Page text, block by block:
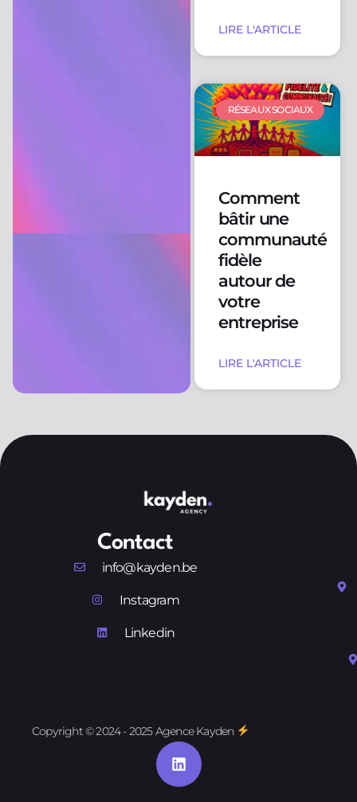
LIRE L'ARTICLE
RÉSEAUX SOCIAUX
Comment
bâtir une
communauté
fidèle
autour de
votre
entreprise
LIRE L'ARTICLE
Contact
info@kayden.be
Instagram
Linkedin
Copyright © 2024 - 2025 Agence Kayden